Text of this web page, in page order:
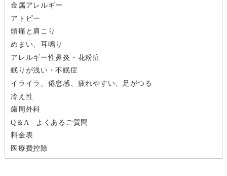
金属アレルギー
アトピー
頭痛と肩こり
めまい、耳鳴り
アレルギー性鼻炎・花粉症
眠りが浅い・不眠症
イライラ、倦怠感、疲れやすい、足がつる
冷え性
歯周外科
Q＆A よくあるご質問
料金表
医療費控除